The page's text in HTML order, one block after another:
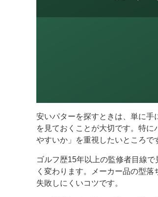
安いパターを探すときは、単に
を見ておくことが大切です。特
やすいか」を重視したいところで
ゴルフ歴15年以上の監修者目線
く変わります。メーカー品の型
失敗しにくいコツです。